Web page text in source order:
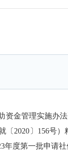
金管理实施办法
〔2020〕156号
年度第一批申请